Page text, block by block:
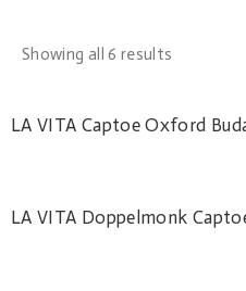
Showing all 6 results
LA VITA Captoe Oxford
LA VITA Doppelmonk